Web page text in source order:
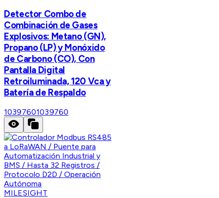
Detector Combo de
Combinación de Gases
Explosivos: Metano (GN),
Propano (LP) y Monóxido
de Carbono (CO), Con
Pantalla Digital
Retroiluminada, 120 Vca y
Batería de Respaldo
10397601039760
MILESIGHT